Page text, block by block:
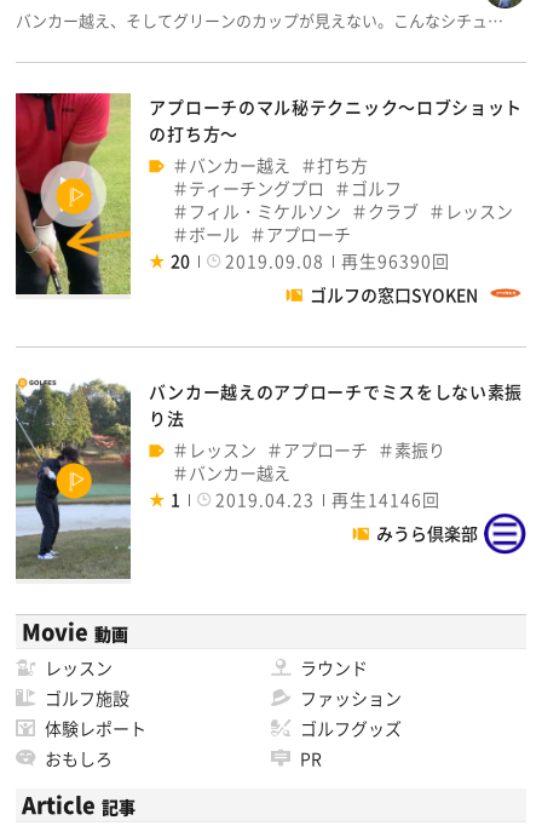
バンカー越え、そしてグリーンのカップが見えない。こんなシチュ…
アプローチのマル秘テクニック～ロブショット
の打ち方～
バンカー越え
打ち方
ティーチングプロ
ゴルフ
フィル・ミケルソン
クラブ
レッスン
ボール
アプローチ
20
2019.09.08
再生96390回
ゴルフの窓口SYOKEN
バンカー越えのアプローチでミスをしない素振
り法
レッスン
アプローチ
素振り
バンカー越え
1
2019.04.23
再生14146回
みうら倶楽部
Movie 動画
レッスン
ラウンド
ゴルフ施設
ファッション
体験レポート
ゴルフグッズ
おもしろ
PR
Article 記事